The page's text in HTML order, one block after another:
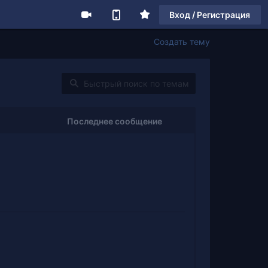
Вход / Регистрация
Создать тему
Последнее сообщение